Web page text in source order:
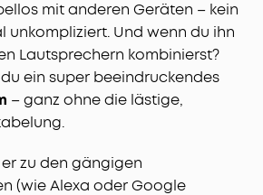
Passe dort EQ-Einstellungen,
die Stimmeffekte und den Hall
an.
mit anderen Geräten – kein
unkompliziert. Und wenn du ihn
Lautsprechern kombinierst?
ein super beeindruckendes
– ganz ohne die lästige,
zu den gängigen
(wie Alexa oder Google